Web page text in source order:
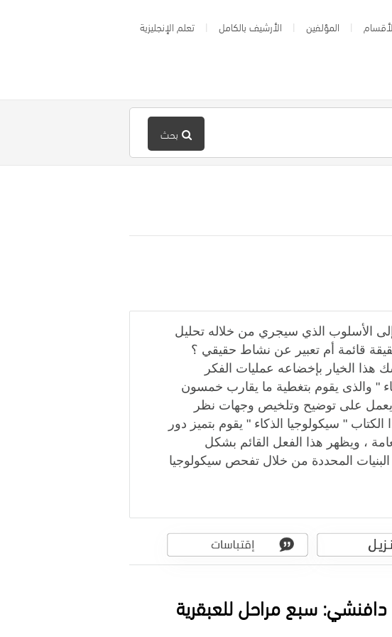
المؤلفين الأرشيف بالكامل تعلم الإنجليزية
بحث
إلى الأسلوب الذي سيجري من خلاله تحليل
‏قائمة أم تعبير عن نشاط حقيقي ؟
الخيار بإخضاعه عمليات الفكر
" والذى يقوم بتغطية ما يقارب خمسون
يعمل على توضيح ‏وتلخيص وجهات نظر
" سيكولوجيا الذكاء " يقوم بتميز دور
، ويظهر هذا الفعل القائم بشكل
المحددة من خلال تفحص ‏سيكولوجيا
سبع مراحل للعبقرية